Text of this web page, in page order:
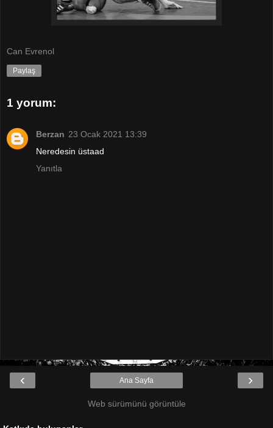
Can Evrenol
Paylaş
1 yorum:
Berzan 23 Ocak 2021 13:39
Neredesin üstaad
Yanıtla
‹ ›
Ana Sayfa
Web sürümünü görüntüle